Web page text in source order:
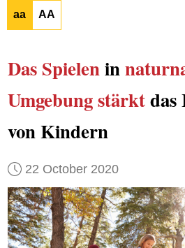
aa AA
Das Spielenin
Umgebungstärktdas
von Kindern
22 October 2020